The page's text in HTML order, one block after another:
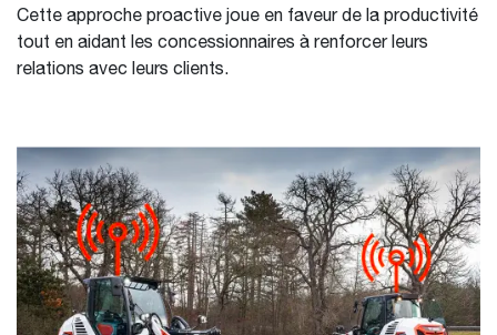
Cette approche proactive joue en faveur de la productivité
tout en aidant les concessionnaires à renforcer leurs
relations avec leurs clients.